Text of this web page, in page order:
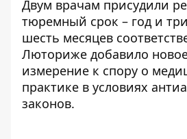
Двум врачам присудили
тюремный срок – год и
шесть месяцев
Люториже добавило
измерение к спору о
практике в условиях
законов.